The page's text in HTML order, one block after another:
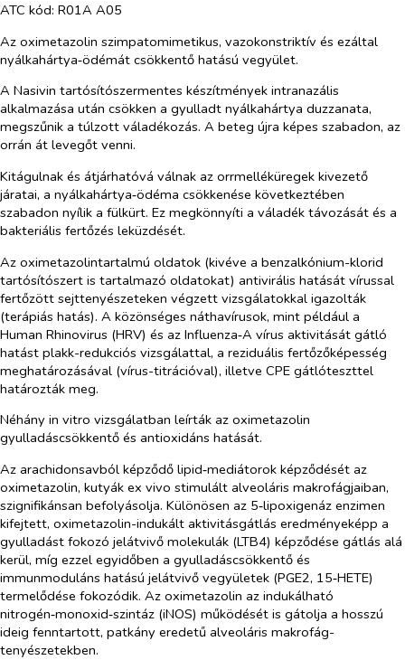
ATC kód: R01A A05
Az oximetazolin szimpatomimetikus, vazokonstriktív és ezáltal
nyálkahártya‑ödémát csökkentő hatású vegyület.
A Nasivin tartósítószermentes készítmények intranazális
alkalmazása után csökken a gyulladt nyálkahártya duzzanata,
megszűnik a túlzott váladékozás. A beteg újra képes szabadon, az
orrán át levegőt venni.
Kitágulnak és átjárhatóvá válnak az orrmelléküregek kivezető
járatai, a nyálkahártya‑ödéma csökkenése következtében
szabadon nyílik a fülkürt. Ez megkönnyíti a váladék távozását és a
bakteriális fertőzés leküzdését.
Az oximetazolintartalmú oldatok (kivéve a benzalkónium-klorid
tartósítószert is tartalmazó oldatokat) antivirális hatását vírussal
fertőzött sejttenyészeteken végzett vizsgálatokkal igazolták
(terápiás hatás). A közönséges náthavírusok, mint például a
Human Rhinovirus (HRV) és az Influenza‑A vírus aktivitását gátló
hatást plakk-redukciós vizsgálattal, a reziduális fertőzőképesség
meghatározásával (vírus-titrációval), illetve CPE gátlóteszttel
határozták meg.
Néhány in vitro vizsgálatban leírták az oximetazolin
gyulladáscsökkentő és antioxidáns hatását.
Az arachidonsavból képződő lipid‑mediátorok képződését az
oximetazolin, kutyák ex vivo stimulált alveoláris makrofágjaiban,
szignifikánsan befolyásolja. Különösen az 5‑lipoxigenáz enzimen
kifejtett, oximetazolin-indukált aktivitásgátlás eredményeképp a
gyulladást fokozó jelátvivő molekulák (LTB4) képződése gátlás alá
kerül, míg ezzel egyidőben a gyulladáscsökkentő és
immunmoduláns hatású jelátvivő vegyületek (PGE2, 15‑HETE)
termelődése fokozódik. Az oximetazolin az indukálható
nitrogén‑monoxid‑szintáz (iNOS) működését is gátolja a hosszú
ideig fenntartott, patkány eredetű alveoláris makrofág-
tenyészetekben.